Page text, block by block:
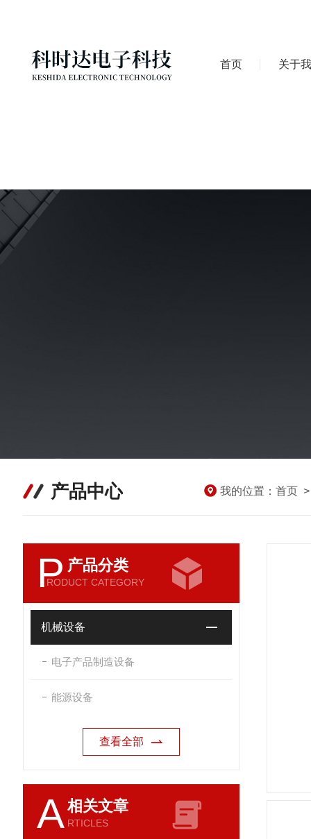
首页 关于
产品中心 我的位置： 首页
P 产品分类
RODUCT CATEGORY
机械设备
电子产品制造设备
能源设备
查看全部
A相关文章
RTICLES